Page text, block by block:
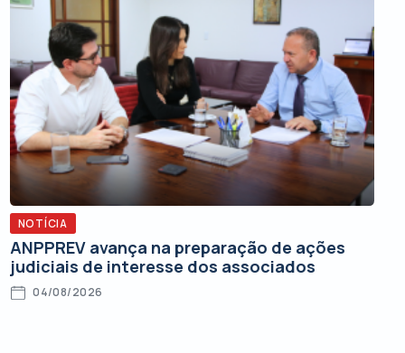
NOTÍCIA
ANPPREV avança na preparação de ações
judiciais de interesse dos associados
04/08/2026